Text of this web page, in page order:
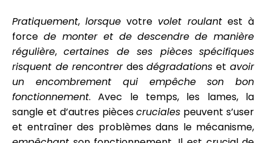
Pratiquement,lorsque votre volet roulant est à
force de monter et de descendre de manière
régulière,certaines de ses pièces spécifiques
risquent de rencontrerdesdégradations etavoir
un encombrement
qui empêche
son bon
fonctionnement. Avec le temps, les lames, la
sangle et d’autres piècescruciales peuvent s’user
et entraîner des problèmes dans le mécanisme,